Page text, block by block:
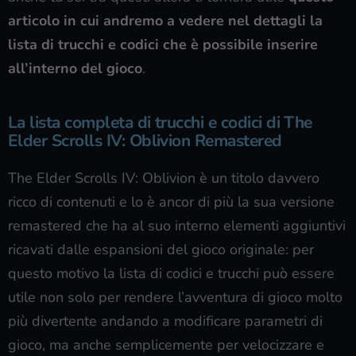
articolo in cui andremo a vedere nel dettagli la
lista di trucchi e codici che è possibile inserire
all’interno del gioco.
La lista completa di trucchi e codici di The
Elder Scrolls IV: Oblivion Remastered
The Elder Scrolls IV: Oblivion è un titolo davvero
ricco di contenuti e lo è ancor di più la sua versione
remastered che ha al suo interno elementi aggiuntivi
ricavati dalle espansioni del gioco originale: per
questo motivo la lista di codici e trucchi può essere
utile non solo per rendere l’avventura di gioco molto
più divertente andando a modificare parametri di
gioco, ma anche semplicemente per velocizzare e